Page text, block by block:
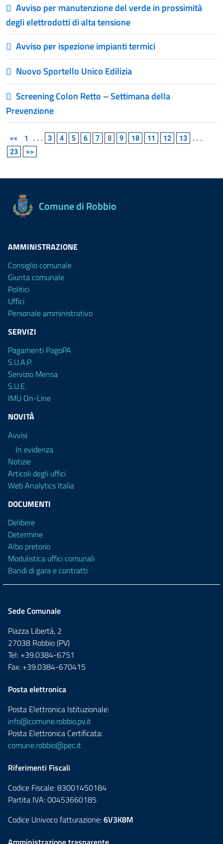
Avviso per manutenzione del verde in prossimità
degli elettrodotti di alta tensione
Avviso per ispezione impianti termici
Nuovo Sportello Unico Edilizia
Screening Colon Retto – Settimana della
Prevenzione
<< 1 ... 3 4 5 6 7 8 9 10 11 12 13 ...
23
>>
Comune di Robbio
AMMINISTRAZIONE
Consiglio comunale
Giunta comunale
Politici
Uffici
Personale amministrativo
SERVIZI
Pagamenti PagoPA
S.U.A.P.
Servizio Mensa
S.U.E.
IMU On-Line
NOVITÀ
Avvisi
In evidenza
Notizie
Articoli degli uffici
Web Analytics Italia
DOCUMENTI
Delibere
Determine
Albo pretorio
Modulistica uffici comunali
Bandi di gara e contratti
Sede Comunale
Piazza Libertà, 2
27038 Robbio (PV)
Tel: +39.0384-6751
Fax: +39.0384-670415
Posta elettronica
Posta Elettronica Istituzionale:
info@comune.robbio.pv.it
Posta Elettronica Certificata:
comune.robbio@pec.it
Riferimenti Fiscali
Codice Fiscale: 83001450184
Partita IVA: 00453660185
Codice Univoco fatturazione:6V3K8M